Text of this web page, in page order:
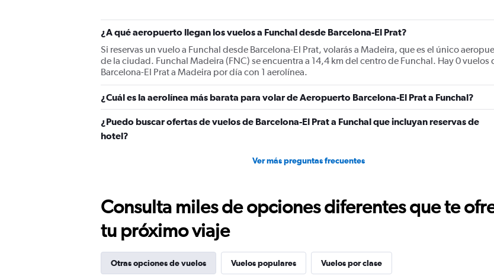
¿A qué aeropuerto llegan los vuelos a Funchal desde Barcelona-El Prat?
Si reservas un vuelo a Funchal desde Barcelona-El Prat, volarás a Madeira, que es el único
de la ciudad. Funchal Madeira (FNC) se encuentra a 14,4 km del centro de Funchal. Hay 0 vuelos
Barcelona-El Prat a Madeira por día con 1 aerolínea.
¿Cuál es la aerolínea más barata para volar de Aeropuerto Barcelona-El Prat a Funchal?
¿Puedo buscar ofertas de vuelos de Barcelona-El Prat a Funchal que incluyan reservas de
hotel?
Ver más preguntas frecuentes
Consulta miles de opciones diferentes que te
tu próximo viaje
Otras opciones de vuelos Vuelos populares Vuelos por clase